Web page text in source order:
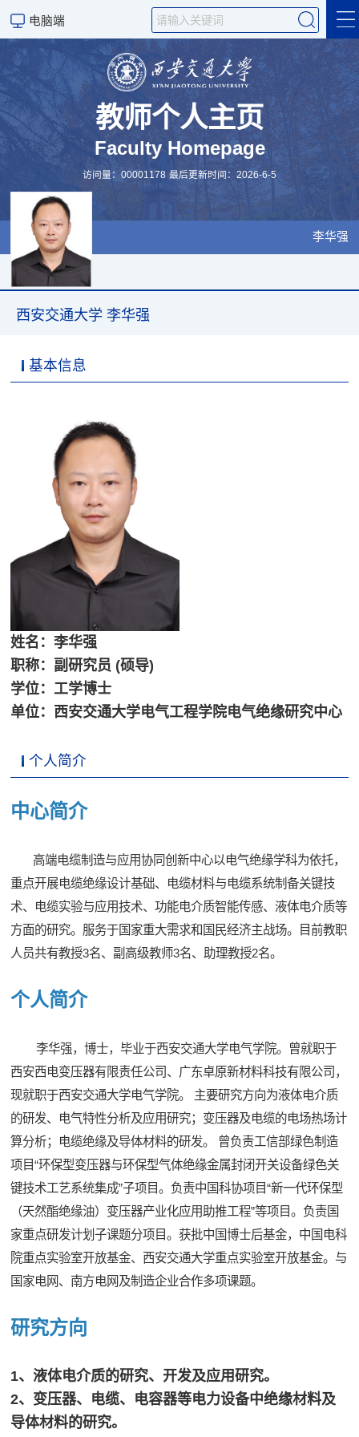
电脑端
西安交通大学 李华强
科学研究
电缆中心简介
教师个人主页
Faculty Homepage
访问量：00001178 最后更新时间：2026-6-5
李华强
西安交通大学 李华强
基本信息
姓名：李华强
职称：副研究员 (硕导)
学位：工学博士
单位：西安交通大学电气工程学院电气绝缘研究中心
个人简介
中心简介
高端电缆制造与应用协同创新中心以电气绝缘学科为依托，
重点开展电缆绝缘设计基础、电缆材料与电缆系统制备关键技
术、电缆实验与应用技术、功能电介质智能传感、液体电介质等
方面的研究。服务于国家重大需求和国民经济主战场。目前教职
人员共有教授3名、副高级教师3名、助理教授2名。
个人简介
李华强，博士，毕业于西安交通大学电气学院。曾就职于
西安西电变压器有限责任公司、广东卓原新材料科技有限公司，
现就职于西安交通大学电气学院。 主要研究方向为液体电介质
的研发、电气特性分析及应用研究；变压器及电缆的电场热场计
算分析；电缆绝缘及导体材料的研发。 曾负责工信部绿色制造
项目“环保型变压器与环保型气体绝缘金属封闭开关设备绿色关
键技术工艺系统集成”子项目。负责中国科协项目“新一代环保型
（天然酯绝缘油）变压器产业化应用助推工程”等项目。负责国
家重点研发计划子课题分项目。获批中国博士后基金，中国电科
院重点实验室开放基金、西安交通大学重点实验室开放基金。与
国家电网、南方电网及制造企业合作多项课题。
研究方向
1、液体电介质的研究、开发及应用研究。
2、变压器、电缆、电容器等电力设备中绝缘材料及
导体材料的研究。